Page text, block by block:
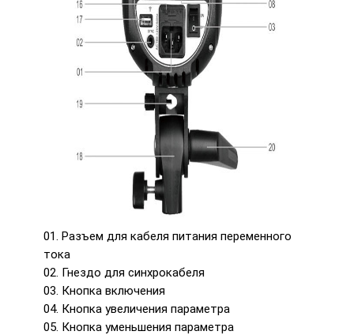
01. Разъем для кабеля питания переменного
тока
02. Гнездо для синхрокабеля
03. Кнопка включения
04. Кнопка увеличения параметра
05. Кнопка уменьшения параметра